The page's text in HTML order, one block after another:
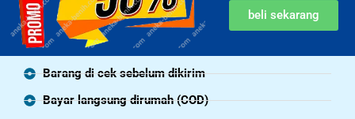
beli sekarang
Barang di cek sebelum dikirim
Bayar langsung dirumah (COD)